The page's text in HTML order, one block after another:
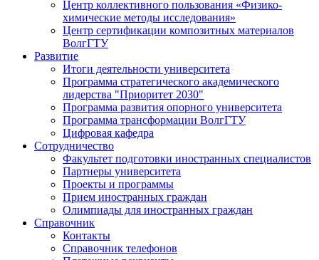
Центр коллективного пользования «Физико-
химические методы исследования»
Центр сертификации композитных материалов
ВолгГТУ
Развитие
Итоги деятельности университета
Программа стратегического академического
лидерства "Приоритет 2030"
Программа развития опорного университета
Программа трансформации ВолгГТУ
Цифровая кафедра
Сотрудничество
Факультет подготовки иностранных специалистов
Партнеры университета
Проекты и программы
Прием иностранных граждан
Олимпиады для иностранных граждан
Справочник
Контакты
Справочник телефонов